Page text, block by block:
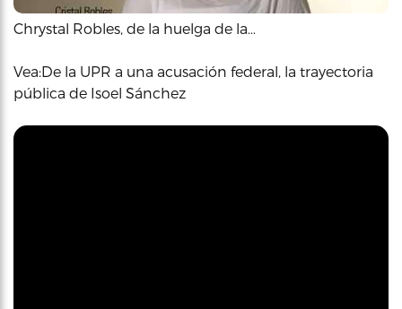
Chrystal Robles, de la huelga de la…
Vea:De la UPR a una acusación federal, la trayectoria
pública de Isoel Sánchez